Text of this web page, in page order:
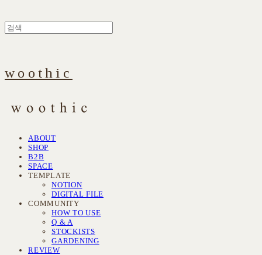
woothic
ABOUT
SHOP
B2B
SPACE
TEMPLATE
NOTION
DIGITAL FILE
COMMUNITY
HOW TO USE
Q & A
STOCKISTS
GARDENING
REVIEW